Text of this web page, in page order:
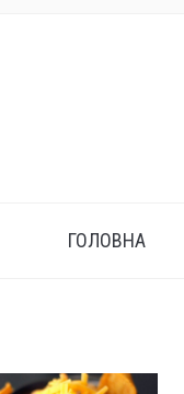
ГОЛОВНА